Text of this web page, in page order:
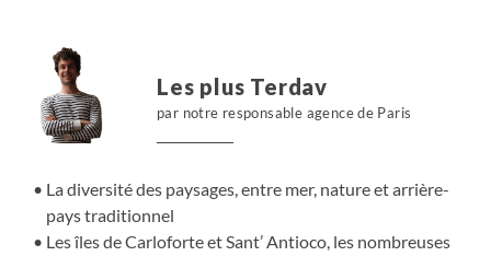
retrouver à vélo, en contact avec la nature et ses 4000
ans d'histoire.
Les plus Terdav
par notre responsable agence de Paris
La diversité des paysages, entre mer, nature et arrière-
pays traditionnel
Les îles de Carloforte et Sant’ Antioco, les nombreuses